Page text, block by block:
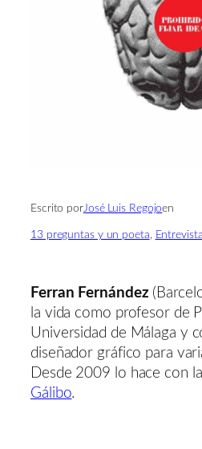
Escrito porJosé Luis Regojoen
13 preguntas y un poeta,
Ferran Fernández
la vida como profesor de
Universidad de Málaga y
diseñador gráfico para
Desde 2009 lo hace con
Gálibo.